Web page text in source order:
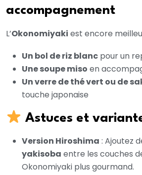
accompagnement
L’Okonomiyaki est encore
Un bol de riz blanc pour un
Une soupe miso en
Un verre de thé vert ou de
touche japonaise
Astuces et
Version Hiroshima : Ajoutez
yakisoba entre les couches
Okonomiyaki plus gourmand.